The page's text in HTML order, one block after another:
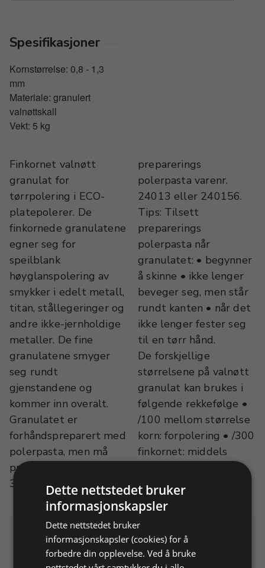
Spesifikasjoner
Kornstørrelse: 0,8 - 1,3
mm
Materiale: granulert
valnøttskall
Vekt: 5 kg
Finkornet valnøtt
granulat for
tørrpolering i ECO-
platepolerer. De
finkornede granulatene
egner seg for
speilblank
høyglanspolering av
smykker i edelt metall,
titan, stållegeringer og
andre ikke-jernholdige
metaller. De fine
granulatene smyger
seg rundt
gjenstandene og
kommer inn overalt.
Granulatet er
forhåndspreparert med
polerpasta, men må
prepareres igjen etter
3-4 gangers bruk, med
preparerings
polerpasta varenr.
24013 eller 240156.
Tips: Tilsett
preparerings
polerpasta når
granulatet: • begynner
å skinne • ikke lenger
beveger seg, men står
rundt kanten • når det
ikke lenger fester seg
til en tørr hånd.
De forskjellige
størrelsene på valnøtt
granulat kan brukes i
følgende rekkefølge •
/100 mellom størrelse
korn: forpolering • /300
finkornet: middels
polering • /500 svært
finkornet: finpolering
Relaterte produkter
Dette nettstedet bruker
informasjonskapsler
Dette nettstedet bruker
informasjonskapsler (cookies) for å
forbedre din opplevelse. Ved å bruke